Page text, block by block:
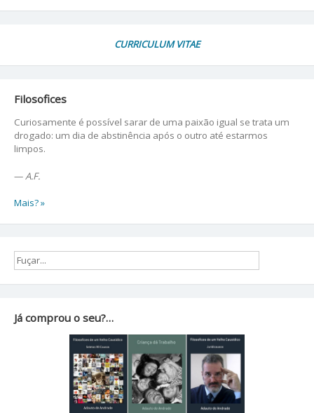
CURRICULUM VITAE
Filosofices
Curiosamente é possível sarar de uma paixão igual se trata um
drogado: um dia de abstinência após o outro até estarmos
limpos.
— A.F.
Mais? »
Já comprou o seu?…